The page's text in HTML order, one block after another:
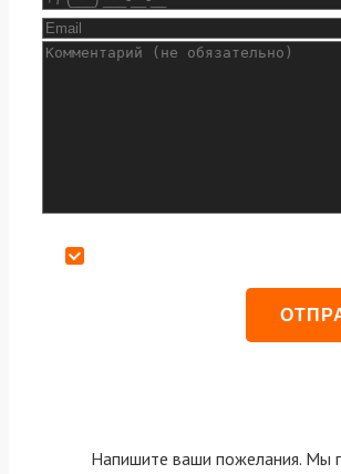
Напишите ваши пожелания. Мы